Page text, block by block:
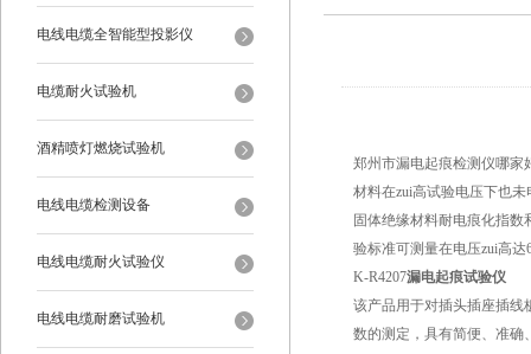
电线电缆全智能型投影仪
电缆耐火试验机
酒精喷灯燃烧试验机
电线电缆检测设备
电线电缆耐火试验仪
电线电缆耐磨试验机
郑州市漏电起痕检测仪哪家
材料在zui高试验电压下也
固体绝缘材料耐电痕化指数
验标准可测量在电压zui高
K-R4207漏电起痕试验仪
该产品用于对插头插座插线
数的测定，具有简便、准确